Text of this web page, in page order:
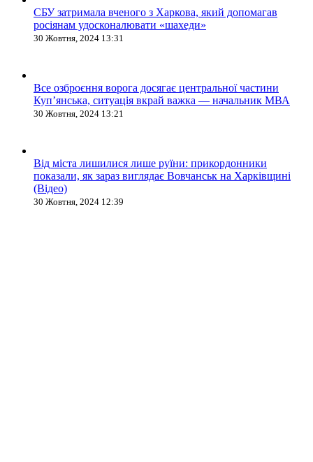
СБУ затримала вченого з Харкова, який допомагав
росіянам удосконалювати «шахеди»
30 Жовтня, 2024 13:31
Все озброєння ворога досягає центральної частини
Куп’янська, ситуація вкрай важка — начальник МВА
30 Жовтня, 2024 13:21
Від міста лишилися лише руїни: прикордонники
показали, як зараз виглядає Вовчанськ на Харківщині
(Відео)
30 Жовтня, 2024 12:39